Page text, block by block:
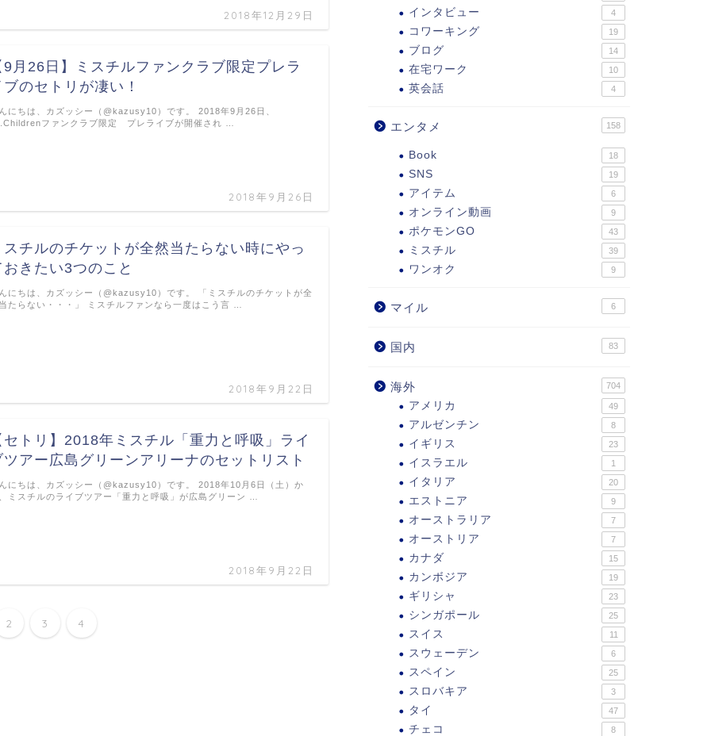
2018年12月29日
9月26日】ミスチルファンクラブ限定プレラ
ブのセトリが凄い！
2018年9月26日
にちは、カズッシー（@kazusy10）です。 2018年9月26日、
ファンクラブ限定 プレライブが開催され …
スチルのチケットが全然当たらない時にやっ
おきたい3つのこと
2018年9月22日
にちは、カズッシー（@kazusy10）です。 「ミスチルのチケットが全
たらない・・・」 ミスチルファンなら一度はこう言 …
セトリ】2018年ミスチル「重力と呼吸」ライ
ツアー広島グリーンアリーナのセットリスト
2018年9月22日
にちは、カズッシー（@kazusy10）です。 2018年10月6日（土）か
ミスチルのライブツアー「重力と呼吸」が広島グリーン …
2 3 4
インタビュー 4
コワーキング 19
ブログ 14
在宅ワーク 10
英会話 4
エンタメ 158
Book 18
SNS 19
アイテム 6
オンライン動画 9
ポケモンGO 43
ミスチル 39
ワンオク 9
マイル 6
国内 83
海外 704
アメリカ 49
アルゼンチン 8
イギリス 23
イスラエル 1
イタリア 20
エストニア 9
オーストラリア 7
オーストリア 7
カナダ 15
カンボジア 19
ギリシャ 23
シンガポール 25
スイス 11
スウェーデン 6
スペイン 25
スロバキア 3
タイ 47
チェコ 8